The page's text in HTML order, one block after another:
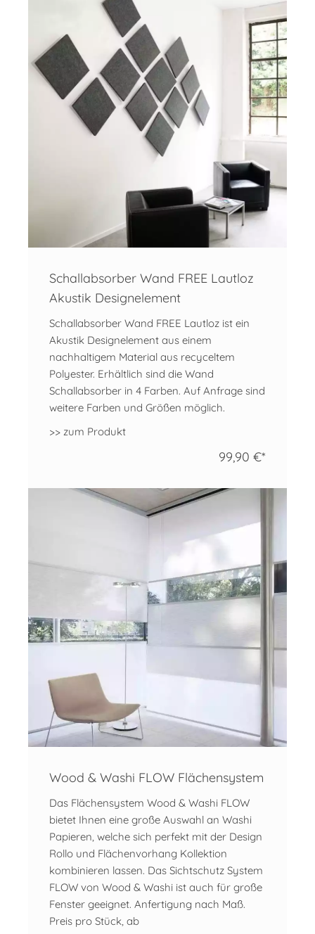
Schallabsorber Wand FREE Lautloz
Akustik Designelement
Schallabsorber Wand FREE Lautloz ist ein
Akustik Designelement aus einem
nachhaltigem Material aus recyceltem
Polyester. Erhältlich sind die Wand
Schallabsorber in 4 Farben. Auf Anfrage sind
weitere Farben und Größen möglich.
>> zum Produkt
99,90 €*
Wood & Washi FLOW Flächensystem
Das Flächensystem Wood & Washi FLOW
bietet Ihnen eine große Auswahl an Washi
Papieren, welche sich perfekt mit der Design
Rollo und Flächenvorhang Kollektion
kombinieren lassen. Das Sichtschutz System
FLOW von Wood & Washi ist auch für große
Fenster geeignet. Anfertigung nach Maß.
Preis pro Stück, ab